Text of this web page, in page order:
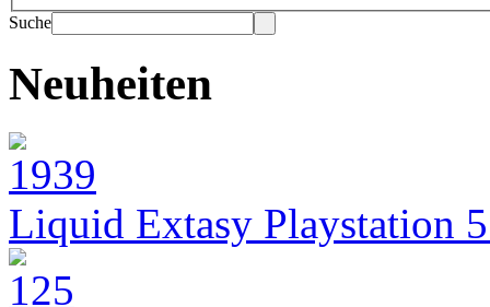
Suche
Neuheiten
Liquid Extasy Playstation